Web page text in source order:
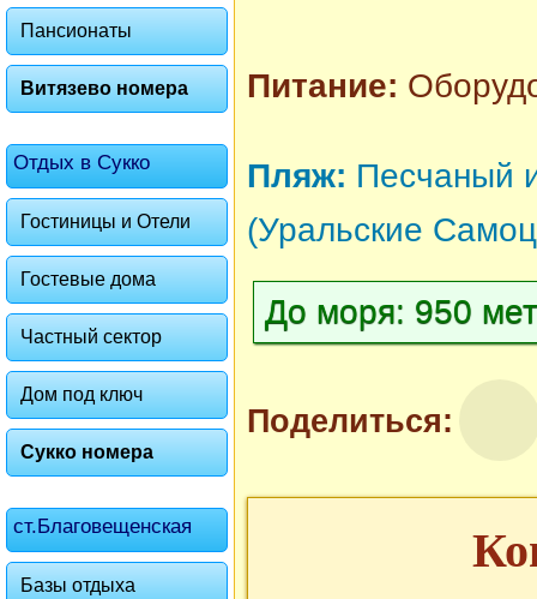
Пансионаты
Витязево номера
Отдых в Сукко
Гостиницы и Отели
Гостевые дома
Частный сектор
Дом под ключ
Сукко номера
ст.Благовещенская
Базы отдыха
Питание:
Пляж: Песчаный
(Уральские
До моря: 950
Поделиться: